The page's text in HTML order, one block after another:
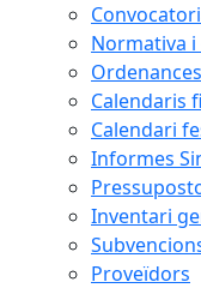
Normativa
Calendaris
Calendari
Informes
Inventari
Proveïdors